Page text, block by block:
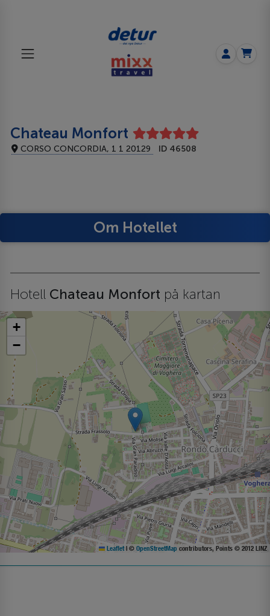
Chateau Monfort
CORSO CONCORDIA, 1 1 20129 ID 46508
Om Hotellet
Hotell Chateau Monfort på kartan
+
−
Leaflet | © OpenStreetMap contributors, Points © 2012 LINZ